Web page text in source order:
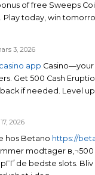
of free Sweeps
Play today, win
3, 2026
app Casino—your
Get 500 Cash
back if needed. Level
2026
hos Betano https://
modtager
pГҐ de bedste slots.